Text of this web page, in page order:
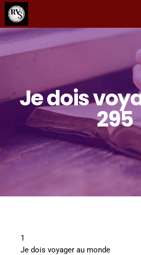
Je dois
295
1
Je dois voyager au monde